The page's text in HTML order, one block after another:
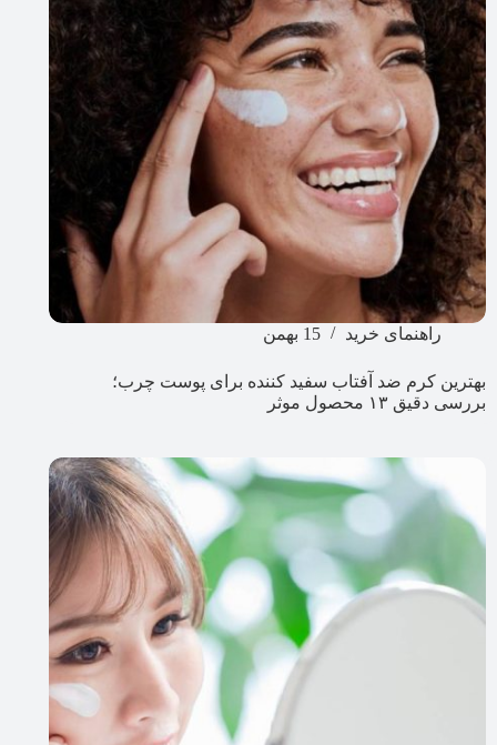
راهنمای خرید 15 بهمن
بهترین کرم ضد آفتاب سفید کننده برای پوست چرب؛
بررسی دقیق ۱۳ محصول موثر